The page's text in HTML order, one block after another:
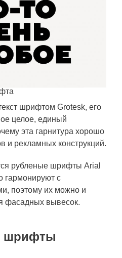
шрифтом Grotesk, его
целое, единый
эта гарнитура хорошо
и рекламных конструкций.
рубленые шрифты Arial
гармонируют с
поэтому их можно и
фасадных вывесок.
шрифты